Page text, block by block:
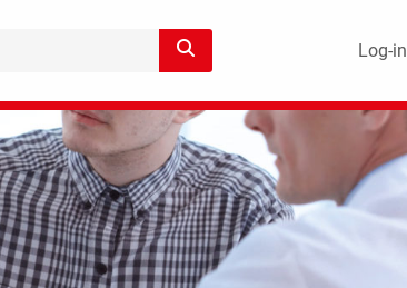
Log-in